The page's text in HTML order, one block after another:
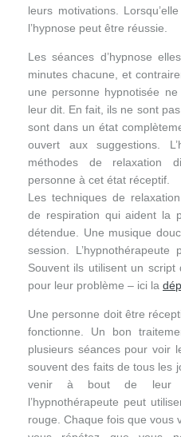
leurs motivations.
l’hypnose peut être réussie.
Les séances d’hypnose
minutes chacune, et
une personne hypnotisée
leur dit. En fait, ils ne sont
sont dans un état
ouvert aux suggestions.
méthodes de relaxation
personne à cet état réceptif.
Les techniques de
de respiration qui aident la
détendue. Une musique
session.
Souvent ils utilisent un
pour leur problème – ici la
Une personne doit être
fonctionne. Un bon
plusieurs séances pour voir
souvent des faits de tous les
venir à bout de leur
l’hypnothérapeute peut
rouge. Chaque fois que vous